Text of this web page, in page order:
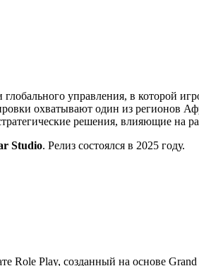
глобального управления, в которой
охватывают один из регионов
решения, влияющие на
Studio. Релиз состоялся в 2025 году.
Role Play, созданный на основе